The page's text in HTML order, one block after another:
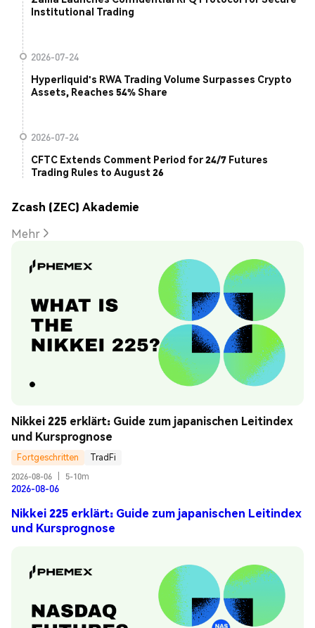
Institutional Trading
2026-07-24
Hyperliquid's RWA Trading Volume Surpasses Crypto
Assets, Reaches 54% Share
2026-07-24
CFTC Extends Comment Period for 24/7 Futures
Trading Rules to August 26
Zcash (ZEC) Akademie
Mehr
Nikkei 225 erklärt: Guide zum japanischen Leitindex
und Kursprognose
Fortgeschritten
TradFi
2026-08-06
5-10m
2026-08-06
Nikkei 225 erklärt: Guide zum japanischen Leitindex
und Kursprognose